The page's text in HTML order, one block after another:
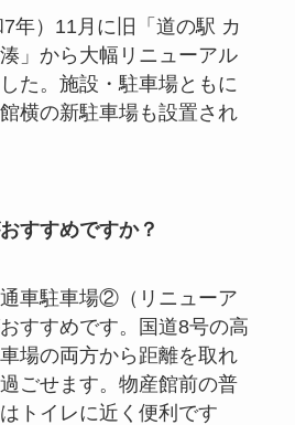
年）11月に旧「道の駅 カ
」から大幅リニューアル
た。施設・駐車場ともに
横の新駐車場も設置され
すすめですか？
車駐車場②（リニューア
すすめです。国道8号の高
場の両方から距離を取れ
ごせます。物産館前の普
トイレに近く便利です